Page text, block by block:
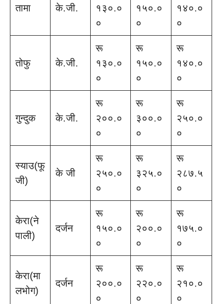
तामा के.जी.
१३०.०
०
१५०.०
०
१४०.०
०
तोफु के.जी.
रू
१३०.०
०
रू
१५०.०
०
रू
१४०.०
०
गुन्दुक के.जी.
रू
२००.०
०
रू
३००.०
०
रू
२५०.०
०
स्याउ(फू
जी)
के जी
रू
२५०.०
०
रू
३२५.०
०
रू
२८७.५
०
केरा(ने
पाली)
दर्जन
रू
१५०.०
०
रू
२००.०
०
रू
१७५.०
०
केरा(मा
लभोग)
दर्जन
रू
२००.०
०
रू
२२०.०
०
रू
२१०.०
०